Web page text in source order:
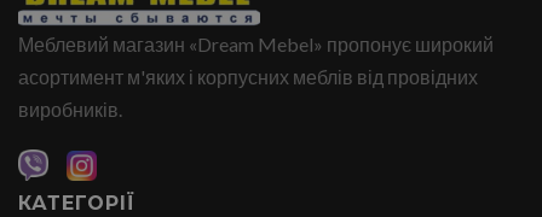
Меблевий магазин «Dream Mebel» пропонує широкий
асортимент м'яких і корпусних меблів від провідних
виробників.
КАТЕГОРІЇ